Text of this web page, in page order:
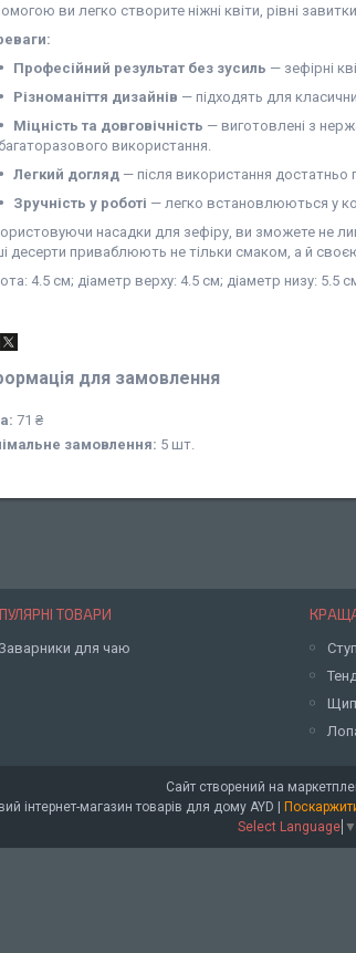
ви легко створите ніжні квіти, рівні
Професійний результат без зусиль — зефірні
Різноманіття дизайнів — підходять для
Міцність та довговічність — виготовлені з
використання.
Легкий догляд — після використання
Зручність у роботі — легко встановлюються у
насадки для зефіру, ви зможете не
десерти приваблюють не тільки смаком, а й
4.5 см; діаметр верху: 4.5 см; діаметр низу: 5.5
для замовлення
71 ₴
замовлення: 5 шт.
ТОВАРИ
Заварники для чаю
Сайт створений на
Оптовий інтернет-магазин товарів для дому AYD |
Select Language ▼